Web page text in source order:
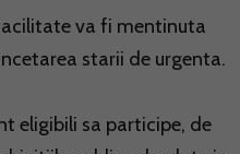
va fi mentinuta
starii de urgenta.
eligibili sa participe, de